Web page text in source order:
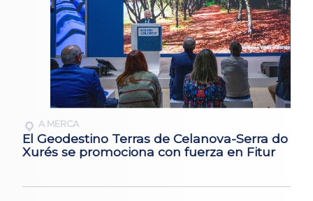
A MERCA
El Geodestino Terras de Celanova-Serra do
Xurés se promociona con fuerza en Fitur